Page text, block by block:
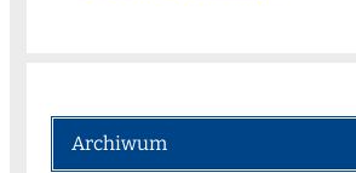
Archiwum